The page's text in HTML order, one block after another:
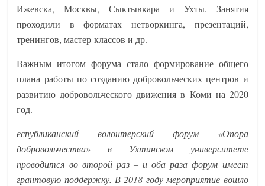
Ижевска, Москвы, Сыктывкара и Ухты. Занятия
проходили в форматах нетворкинга, презентаций,
тренингов, мастер-классов и др.
Важным итогом форума стало формирование общего
плана работы по созданию добровольческих центров и
развитию добровольческого движения в Коми на 2020
год.
еспубликанский волонтерский форум «Опора
добровольчества» в Ухтинском университете
проводится во второй раз – и оба раза форум имеет
грантовую поддержку. В 2018 году мероприятие вошло